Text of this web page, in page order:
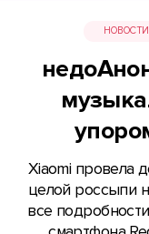
НОВОСТИ
Xiaomi провела
целой россыпи
все